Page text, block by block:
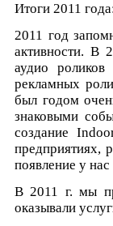
Итоги 2011
2011 год
активности. В
аудио
рекламных
был годом
знаковыми
создание
предприятиях,
появление у
В 2011 г. мы
оказывали